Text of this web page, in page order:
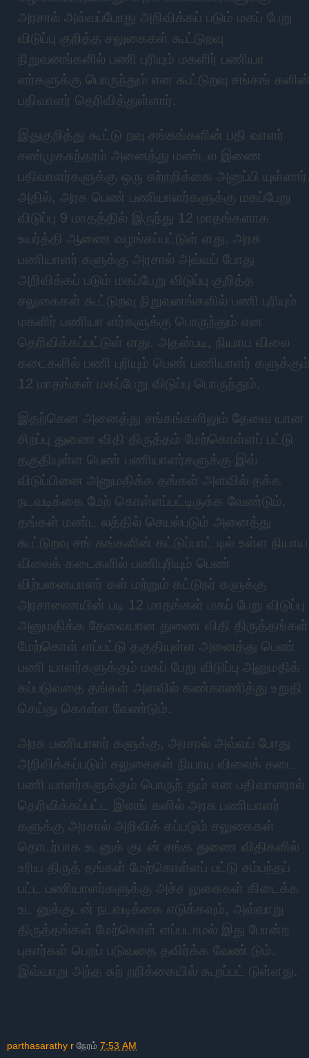
அரசால் அவ்வப்போது அறிவிக்கப் படும் மகப் பேறு
விடுப்பு குறித்த சலுகைகள் கூட்டுறவு
நிறுவனங்களில் பணி புரியும் மகளிர் பணியா
ளர்களுக்கு பொருந்தும் என கூட்டுறவு சங்கங்
பதிவாளர் தெரிவித்துள்ளார்.
இதுகுறித்து கூட்டு றவு சங்கங்களின் பதி வாளர்
சண்முகசுந்தரம் அனைத்து மண்டல இணை
பதிவாளர்களுக்கு ஒரு சுற்றறிக்கை அனுப்பி
அதில், அரசு பெண் பணியாளர்களுக்கு மகப்பேறு
விடுப்பு 9 மாதத்தில் இருந்து 12 மாதங்களாக
உயர்த்தி ஆணை வழங்கப்பட்டுள் ளது. அரசு
பணியாளர் களுக்கு அரசால் அவ்வப் போது
அறிவிக்கப் படும் மகப்பேறு விடுப்பு குறித்த
சலுகைகள் கூட்டுறவு நிறுவனங்களில் பணி புரியும்
மகளிர் பணியா ளர்களுக்கு பொருந்தும் என
தெரிவிக்கப்பட்டுள் ளது. அதன்படி, நியாய விலை
கடைகளில் பணி புரியும் பெண் பணியாளர்
12 மாதங்கள் மகப்பேறு விடுப்பு பொருந்தும்.
இதற்கென அனைத்து சங்கங்களிலும் தேவை யான
சிறப்பு துணை விதி திருத்தம் மேற்கொள்ளப் பட்டு
தகுதியுள்ள பெண் பணியாளர்களுக்கு இவ்
விடுப்பினை அனுமதிக்க தங்கள் அளவில் தக்க
நடவடிக்கை மேற் கொள்ளப்பட்டிருக்க வேண்டும்.
தங்கள் மண்ட லத்தில் செயல்படும் அனைத்து
கூட்டுறவு சங் கங்களின் கட்டுப்பாட் டில் உள்ள நியாய
விலைக் கடைகளில் பணிபுரியும் பெண்
விற்பனையாளர் கள் மற்றும் கட்டுநர் களுக்கு
அரசாணையின் படி 12 மாதங்கள் மகப் பேறு விடுப்பு
அனுமதிக்க தேவையான துணை விதி திருத்தங்கள்
மேற்கொள் ளப்பட்டு தகுதியுள்ள அனைத்து பெண்
பணி யாளர்களுக்கும் மகப் பேறு விடுப்பு அனுமதிக்
கப்படுவதை தங்கள் அளவில் கண்காணித்து உறுதி
செய்து கொள்ள வேண்டும்.
அரசு பணியாளர் களுக்கு, அரசால் அவ்வப் போது
அறிவிக்கப்படும் சலுகைகள் நியாய விலைக் கடை
பணி யாளர்களுக்கும் பொருந் தும் என பதிவாளரால்
தெரிவிக்கப்பட்ட இனங் களில் அரசு பணியாளர்
களுக்கு அரசால் அறிவிக் கப்படும் சலுகைகள்
தொடர்பாக உடனுக் குடன் சங்க துணை விதிகளில்
உரிய திருத் தங்கள் மேற்கொள்ளப் பட்டு சம்பந்தப்
பட்ட பணியாளர்களுக்கு அச்ச லுகைகள் கிடைக்க
உட னுக்குடன் நடவடிக்கை எடுக்கவும், அவ்வாறு
திருத்தங்கள் மேற்கொள் ளப்படாமல் இது போன்ற
புகார்கள் பெறப் படுவதை தவிர்க்க வேண் டும்.
இவ்வாறு அந்த சுற் றறிக்கையில் கூறப்பட் டுள்ளது.
parthasarathy r நேரம் 7:53 AM